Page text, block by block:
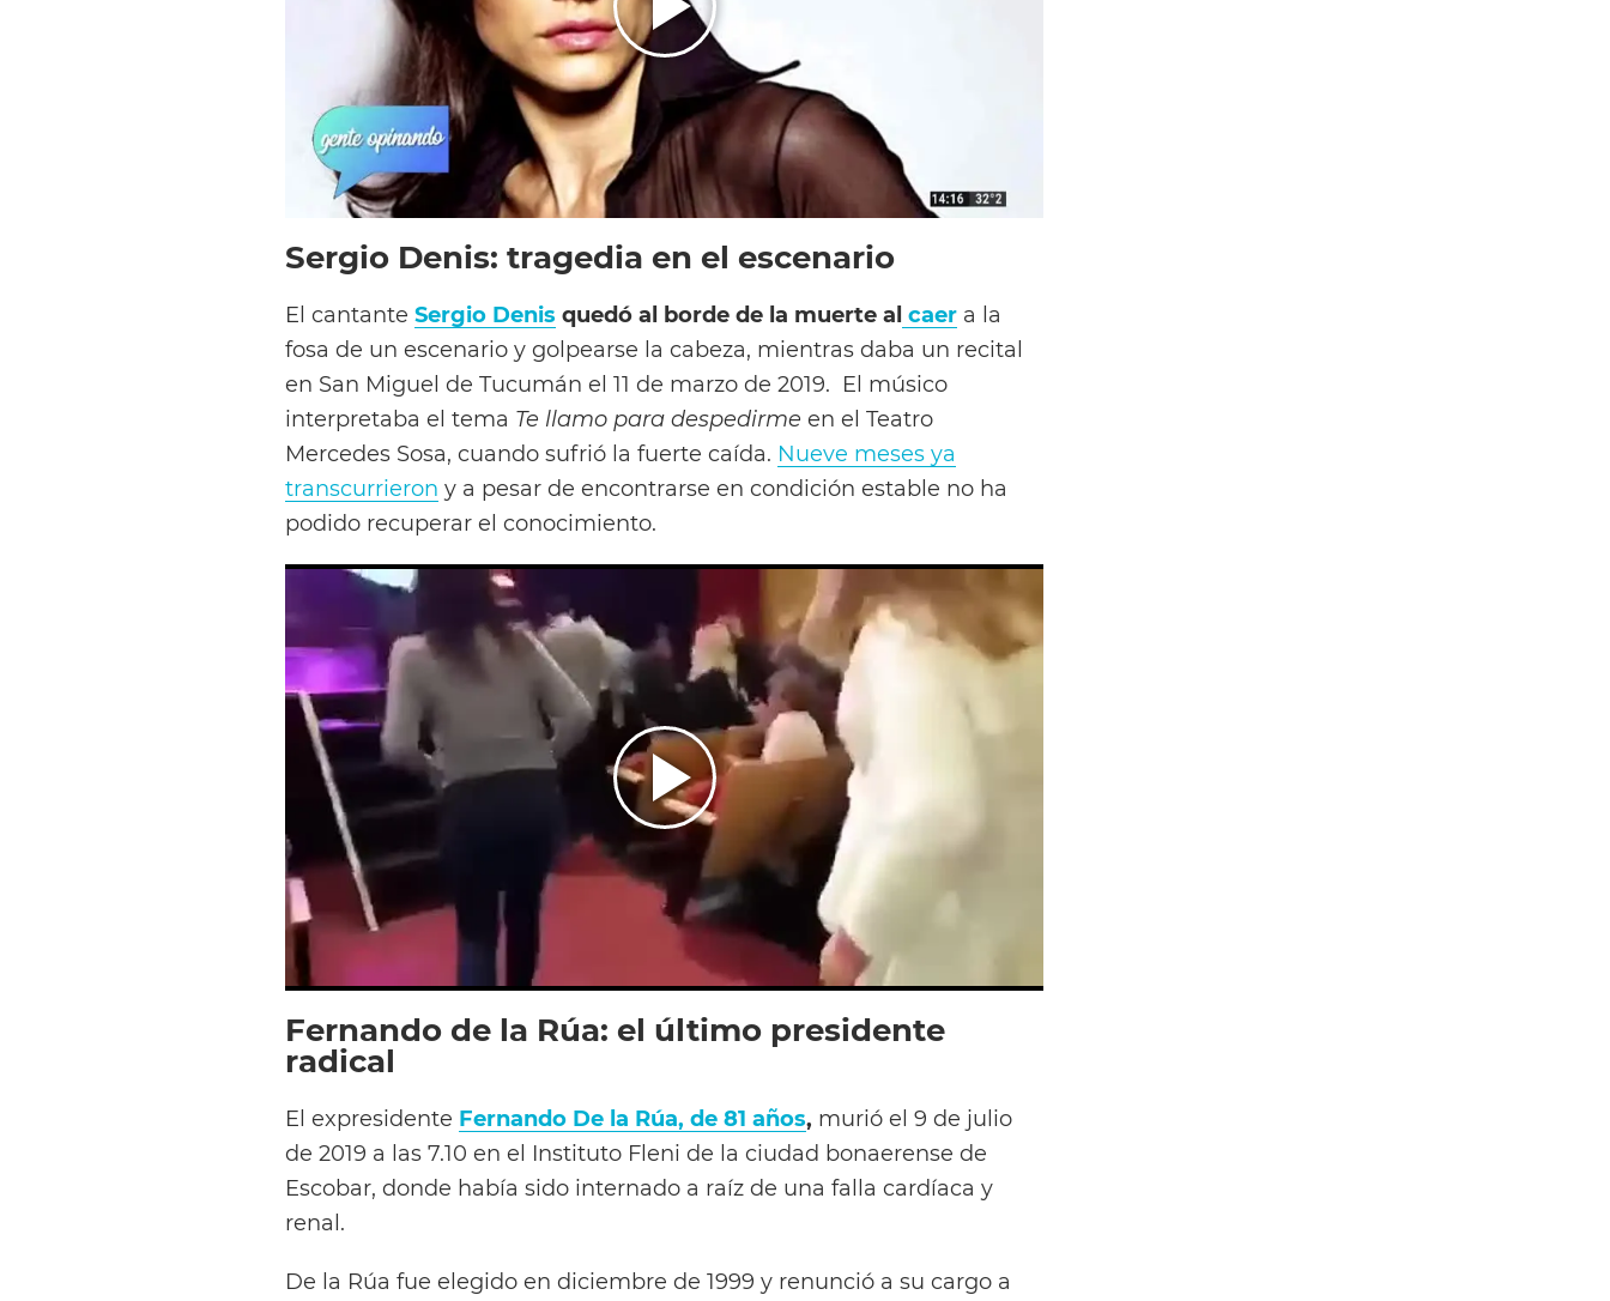
Sergio Denis: tragedia en el escenario
El cantante Sergio Denis quedó al borde de la muerte al caer a la
fosa de un escenario y golpearse la cabeza, mientras daba un recital
en San Miguel de Tucumán el 11 de marzo de 2019. El músico
interpretaba el tema Te llamo para despedirme en el Teatro
Mercedes Sosa, cuando sufrió la fuerte caída. Nueve meses ya
transcurrieron y a pesar de encontrarse en condición estable no ha
podido recuperar el conocimiento.
Fernando de la Rúa: el último presidente
radical
El expresidente Fernando De la Rúa, de 81 años, murió el 9 de julio
de 2019 a las 7.10 en el Instituto Fleni de la ciudad bonaerense de
Escobar, donde había sido internado a raíz de una falla cardíaca y
renal.
De la Rúa fue elegido en diciembre de 1999 y renunció a su cargo a